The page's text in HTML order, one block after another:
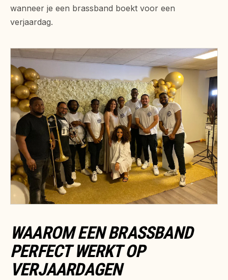
wanneer je een brassband boekt voor een
verjaardag.
WAAROM EEN BRASSBAND
PERFECT WERKT OP
VERJAARDAGEN